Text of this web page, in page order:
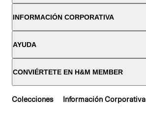
INFORMACIÓN CORPORATIVA
AYUDA
CONVIÉRTETE EN H&M MEMBER
Colecciones Información Corporativa